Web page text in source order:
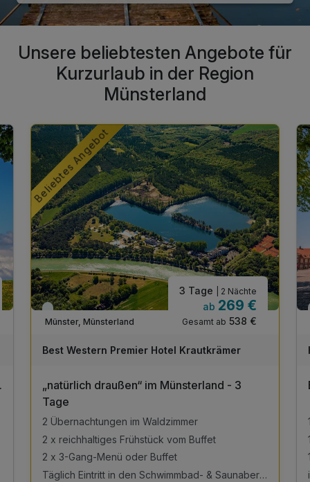
Unsere beliebtesten Angebote für
Kurzurlaub in der Region
Münsterland
Beliebtes Angebot
Viele Termine frei
Münster, Münsterland
3 Tage | 2 Nächte
ab 269 €
Gesamt ab 538 €
Best Western Premier Hotel Krautkrämer
„natürlich draußen“ im Münsterland - 3
Tage
2 Übernachtungen im Waldzimmer
2 x reichhaltiges Frühstück vom Buffet
2 x 3-Gang-Menü oder Buffet
Täglich Eintritt in den Schwimmbad- & Saunabereich